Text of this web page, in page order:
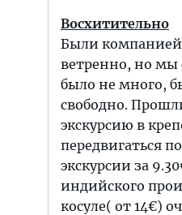
Восхитительно
Были компанией
ветренно, но мы
было не много,
свободно.
экскурсию в
передвигаться
экскурсии за
индийского
косуле( от 14€)